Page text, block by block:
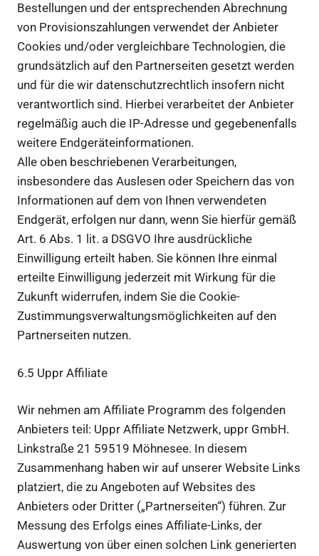
Bestellungen und der entsprechenden Abrechnung
von Provisionszahlungen verwendet der Anbieter
Cookies und/oder vergleichbare Technologien, die
grundsätzlich auf den Partnerseiten gesetzt werden
und für die wir datenschutzrechtlich insofern nicht
verantwortlich sind. Hierbei verarbeitet der Anbieter
regelmäßig auch die IP-Adresse und gegebenenfalls
weitere Endgeräteinformationen.
Alle oben beschriebenen Verarbeitungen,
insbesondere das Auslesen oder Speichern das von
Informationen auf dem von Ihnen verwendeten
Endgerät, erfolgen nur dann, wenn Sie hierfür gemäß
Art. 6 Abs. 1 lit. a DSGVO Ihre ausdrückliche
Einwilligung erteilt haben. Sie können Ihre einmal
erteilte Einwilligung jederzeit mit Wirkung für die
Zukunft widerrufen, indem Sie die Cookie-
Zustimmungsverwaltungsmöglichkeiten auf den
Partnerseiten nutzen.
6.5 Uppr Affiliate
Wir nehmen am Affiliate Programm des folgenden
Anbieters teil: Uppr Affiliate Netzwerk, uppr GmbH.
Linkstraße 21 59519 Möhnesee. In diesem
Zusammenhang haben wir auf unserer Website Links
platziert, die zu Angeboten auf Websites des
Anbieters oder Dritter („Partnerseiten“) führen. Zur
Messung des Erfolgs eines Affiliate-Links, der
Auswertung von über einen solchen Link generierten